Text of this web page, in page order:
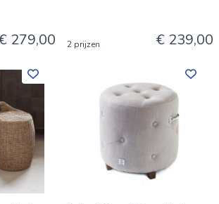
279,00 2 prijzen € 239,00